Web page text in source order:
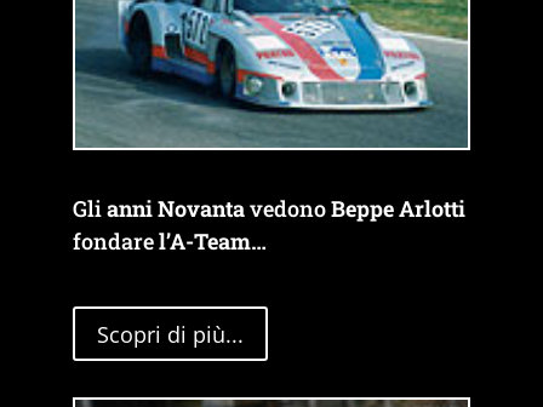
Glianni NovantavedonoBeppe Arlotti
fondarel’A-Team…
Scopri di più...